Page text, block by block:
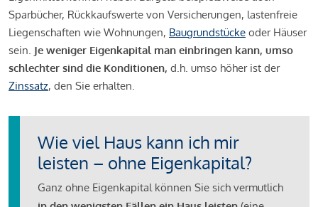
Sparbücher, Rückkaufswerte von Versicherungen, lastenfreie
Liegenschaften wie Wohnungen, Baugrundstücke oder Häuser
sein. Je weniger Eigenkapital man einbringen kann, umso
schlechter sind die Konditionen, d.h. umso höher ist der
Zinssatz, den Sie erhalten.
Wie viel Haus kann ich mir
leisten – ohne Eigenkapital?
Ganz ohne Eigenkapital können Sie sich vermutlich